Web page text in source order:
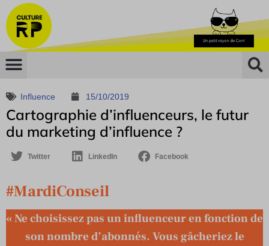
Influence 15/10/2019
Cartographie d’influenceurs, le futur
du marketing d’influence ?
Twitter LinkedIn Facebook
#MardiConseil
« Ne choisissez pas un influenceur en fonction de
son nombre d’abonnés. Vous gâcheriez le